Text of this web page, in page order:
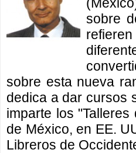
sobre
sobre esta nueva
dedica a dar cursos
imparte los
de México, en EE.
Libreros de